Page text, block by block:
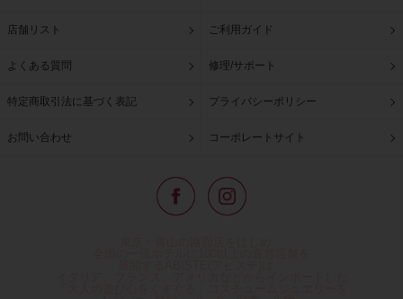
店舗リスト ご利用ガイド
よくある質問 修理/サポート
特定商取引法に基づく表記 プライバシーポリシー
お問い合わせ コーポレートサイト